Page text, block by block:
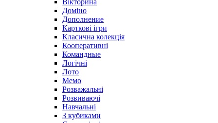
Вікторина
Доміно
Дополнение
Карткові ігри
Класична колекція
Кооперативні
Командные
Логічні
Лото
Мемо
Розважальні
Розвиваючі
Навчальні
З кубиками